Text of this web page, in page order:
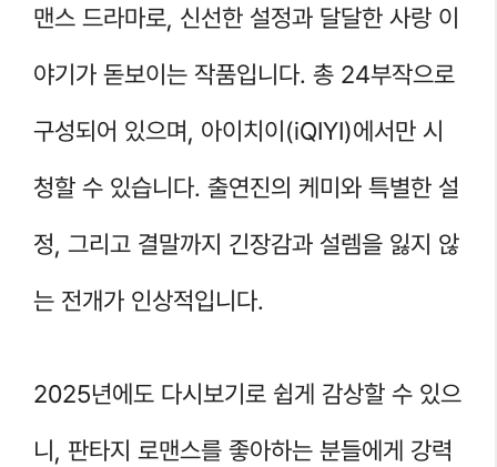
맨스 드라마로, 신선한 설정과 달달한 사랑 이
야기가 돋보이는 작품입니다. 총 24부작으로
구성되어 있으며, 아이치이(iQIYI)에서만 시
청할 수 있습니다. 출연진의 케미와 특별한 설
정, 그리고 결말까지 긴장감과 설렘을 잃지 않
는 전개가 인상적입니다.
2025년에도 다시보기로 쉽게 감상할 수 있으
니, 판타지 로맨스를 좋아하는 분들에게 강력